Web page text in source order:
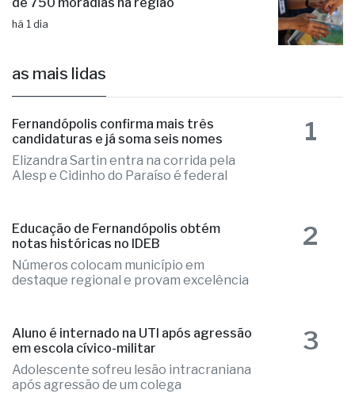
há 1 dia
as mais lidas
Fernandópolis confirma mais três
candidaturas e já soma seis nomes
Elizandra Sartin entra na corrida pela
Alesp e Cidinho do Paraíso é federal
1
Educação de Fernandópolis obtém
notas históricas no IDEB
Números colocam município em
destaque regional e provam excelência
2
Aluno é internado na UTI após agressão
em escola cívico-militar
Adolescente sofreu lesão intracraniana
após agressão de um colega
3